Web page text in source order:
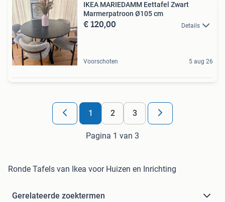
IKEA MARIEDAMM Eettafel Zwart
Marmerpatroon Ø105 cm
€ 120,00 Details
Voorschoten 5 aug 26
1 2 3
Pagina 1 van 3
Ronde Tafels van Ikea voor Huizen en Inrichting
Gerelateerde zoektermen